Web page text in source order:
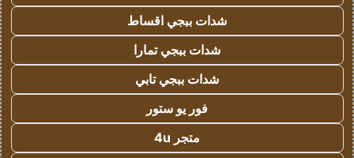
شدات ببجي اقساط
شدات ببجي تمارا
شدات ببجي تابي
فور يو ستور
متجر 4u